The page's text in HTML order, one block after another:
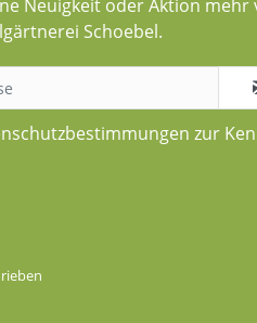
Neuigkeit oder Aktion mehr
Schoebel.
zur